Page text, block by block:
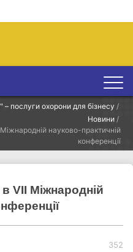
послуги охорони для бізнесу /
Новини /
науково-практичній
конференції
VII Міжнародній
352